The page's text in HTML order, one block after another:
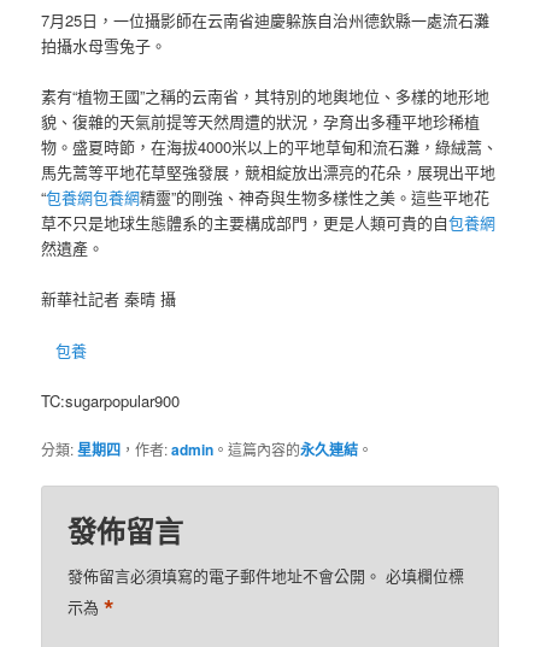
7月25日，一位攝影師在云南省迪慶躲族自治州德欽縣一處流石灘
拍攝水母雪兔子。
素有“植物王國”之稱的云南省，其特別的地輿地位、多樣的地形地
貌、復雜的天氣前提等天然周遭的狀況，孕育出多種平地珍稀植
物。盛夏時節，在海拔4000米以上的平地草甸和流石灘，綠絨蒿、
馬先蒿等平地花草堅強發展，競相綻放出漂亮的花朵，展現出平地
“包養網包養網精靈”的剛強、神奇與生物多樣性之美。這些平地花
草不只是地球生態體系的主要構成部門，更是人類可貴的自包養網
然遺產。
新華社記者 秦晴 攝
包養
TC:sugarpopular900
分類:星期四 ，作者:admin 。這篇內容的永久連結 。
發佈留言
發佈留言必須填寫的電子郵件地址不會公開。 必填欄位標
示為*